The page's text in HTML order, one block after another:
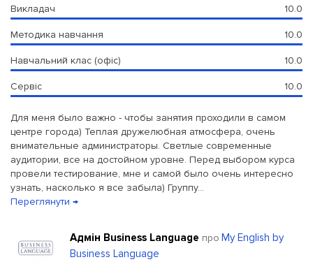
Викладач 10.0
Методика навчання 10.0
Навчальний клас (офіс) 10.0
Сервіс 10.0
Для меня было важно - чтобы занятия проходили в самом
центре города) Теплая дружелюбная атмосфера, очень
внимательные администраторы. Светлые современные
аудитории, все на достойном уровне. Перед выбором курса
провели тестирование, мне и самой было очень интересно
узнать, насколько я все забыла) Группу...
Переглянути →
Адмін Business Language про My English by
Business Language